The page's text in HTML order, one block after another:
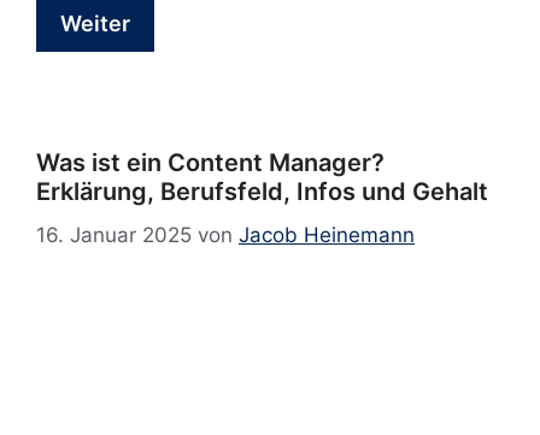
Weiter
Was ist ein Content Manager?
Erklärung, Berufsfeld, Infos und Gehalt
16. Januar 2025 von Jacob Heinemann